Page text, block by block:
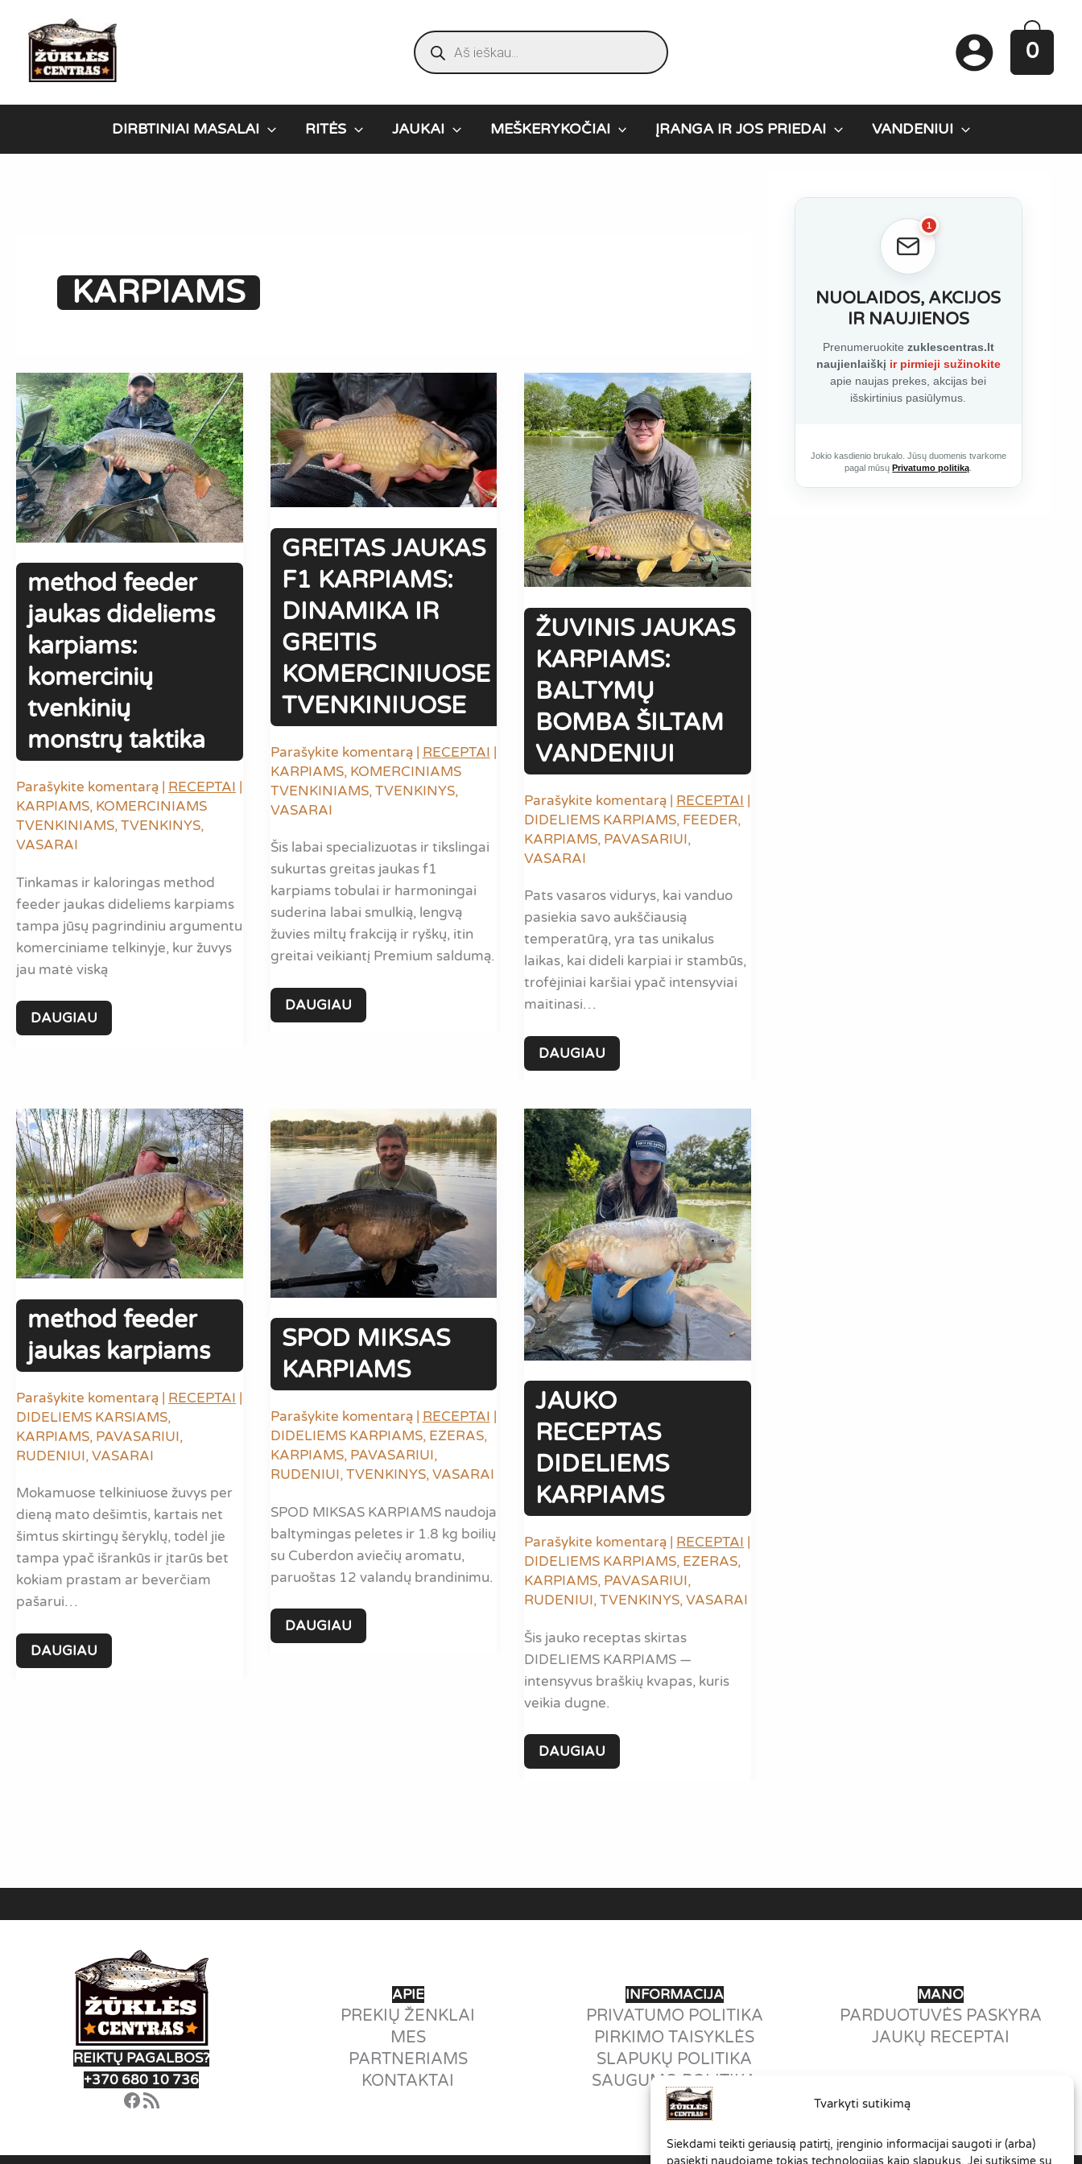
Tvarkyti sutikimą
Siekdami teikti geriausią patirtį, įrenginio informacijai saugoti ir (arba)
pasiekti naudojame tokias technologijas kaip slapukus. Jei sutiksime su
turinio
Products
search
0
DIRBTINIAI MASALAI RITĖS JAUKAI MEŠKERYKOČIAI ĮRANGA IR JOS PRIEDAI VANDENIUI
KARPIAMS
method feeder
jaukas dideliems
karpiams:
komercinių
tvenkinių
monstrų taktika
Parašykite komentarą | RECEPTAI |
KARPIAMS, KOMERCINIAMS
TVENKINIAMS,TVENKINYS,
VASARAI
Tinkamas ir kaloringas method
feeder jaukas dideliems karpiams
tampa jūsų pagrindiniu argumentu
komerciniame telkinyje, kur žuvys
jau matė viską
method
feeder
karpiams:
komercinių
tvenkinių
monstrų
taktika
DAUGIAU
GREITAS JAUKAS
F1 KARPIAMS:
DINAMIKA IR
GREITIS
KOMERCINIUOSE
TVENKINIUOSE
Parašykite komentarą | RECEPTAI |
KARPIAMS, KOMERCINIAMS
TVENKINIAMS,TVENKINYS,
VASARAI
Šis labai specializuotas ir tikslingai
sukurtas greitas jaukas f1
karpiams tobulai ir harmoningai
suderina labai smulkią, lengvą
žuvies miltų frakciją ir ryškų, itin
greitai veikiantį Premium saldumą.
GREITAS
JAUKAS
GREITIS
KOMERCINIUOSE
TVENKINIUOSE
DAUGIAU
ŽUVINIS JAUKAS
KARPIAMS:
BALTYMŲ
BOMBA ŠILTAM
VANDENIUI
Parašykite komentarą | RECEPTAI |
DIDELIEMS KARPIAMS, FEEDER,
KARPIAMS, PAVASARIUI,
VASARAI
Pats vasaros vidurys, kai vanduo
pasiekia savo aukščiausią
temperatūrą, yra tas unikalus
laikas, kai dideli karpiai ir stambūs,
trofėjiniai karšiai ypač intensyviai
maitinasi…
ŽUVINIS
JAUKAS
BALTYMŲ
BOMBA
ŠILTAM
VANDENIUI
DAUGIAU
method feeder
jaukas karpiams
Parašykite komentarą | RECEPTAI |
DIDELIEMS KARSIAMS,
KARPIAMS, PAVASARIUI,
RUDENIUI,VASARAI
Mokamuose telkiniuose žuvys per
dieną mato dešimtis, kartais net
šimtus skirtingų šėryklų, todėl jie
tampa ypač išrankūs ir įtarūs bet
kokiam prastam ar beverčiam
pašarui…
method
feeder
DAUGIAU
SPOD MIKSAS
KARPIAMS
Parašykite komentarą | RECEPTAI |
DIDELIEMS KARPIAMS, EZERAS,
KARPIAMS, PAVASARIUI,
RUDENIUI,TVENKINYS,VASARAI
SPOD MIKSAS KARPIAMS naudoja
baltymingas peletes ir 1.8 kg boilių
su Cuberdon aviečių aromatu,
paruoštas 12 valandų brandinimu.
SPOD
MIKSAS
DAUGIAU
JAUKO
RECEPTAS
DIDELIEMS
KARPIAMS
Parašykite komentarą | RECEPTAI |
DIDELIEMS KARPIAMS, EZERAS,
KARPIAMS, PAVASARIUI,
RUDENIUI,TVENKINYS,VASARAI
Šis jauko receptas skirtas
DIDELIEMS KARPIAMS —
intensyvus braškių kvapas, kuris
veikia dugne.
JAUKO
RECEPTAS
DAUGIAU
1
NUOLAIDOS, AKCIJOS
IR NAUJIENOS
Prenumeruokite zuklescentras.lt
naujienlaiškį ir pirmieji sužinokite
apie naujas prekes, akcijas bei
išskirtinius pasiūlymus.
Jokio kasdienio brukalo. Jūsų duomenis tvarkome
pagal mūsųPrivatumo politiką
REIKTŲ PAGALBOS?
+370 680 10 736
Facebook
RSS Feed
APIE
PREKIŲ ŽENKLAI
MES
PARTNERIAMS
KONTAKTAI
INFORMACIJA
PRIVATUMO POLITIKA
PIRKIMO TAISYKLĖS
SLAPUKŲ POLITIKA
SAUGUMO POLITIKA
MANO
PARDUOTUVĖS PASKYRA
JAUKŲ RECEPTAI